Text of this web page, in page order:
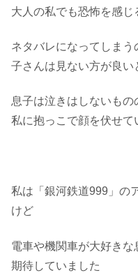
大人の私でも恐怖を感じ
ネタバレになってしま
子さんは見ない方が良い
息子は泣きはしないも
私に抱っこで顔を伏せて
私は「銀河鉄道999」の
けど
電車や機関車が大好き
期待していました